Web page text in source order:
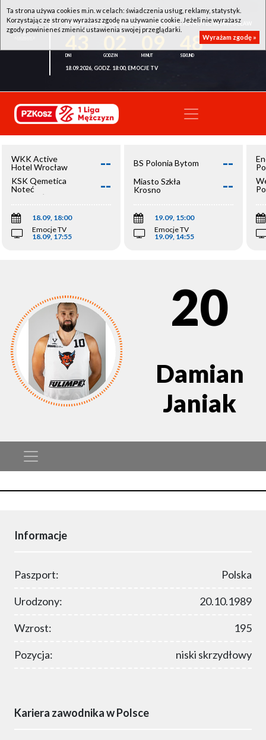
WKK ACTIVE HOTEL WROCŁAW - KSK QEMETICA NOTEĆ INOWROCŁAW
47
18.09.2026, GODZ. 18:00, EMOCJE TV
WKK Active
Hotel Wrocław
--
KSK Qemetica
Noteć
Inowrocław
--
18.09, 18:00
Emocje TV
18.09, 17:55
BS Polonia Bytom --
Miasto Szkła
Krosno
--
19.09, 15:00
Emocje TV
19.09, 14:55
20
Damian
Janiak
Informacje
Paszport: Polska
Urodzony: 20.10.1989
Wzrost: 195
Pozycja: niski skrzydłowy
Kariera zawodnika w Polsce
Ta strona używa cookies m.in. w celach: świadczenia usług, reklamy, statystyk.
Korzystając ze strony wyrażasz zgodę na używanie cookie. Jeżeli nie wyrażasz
zgody powinieneś zmienić ustawienia swojej przeglądarki.
Wyrażam zgodę »